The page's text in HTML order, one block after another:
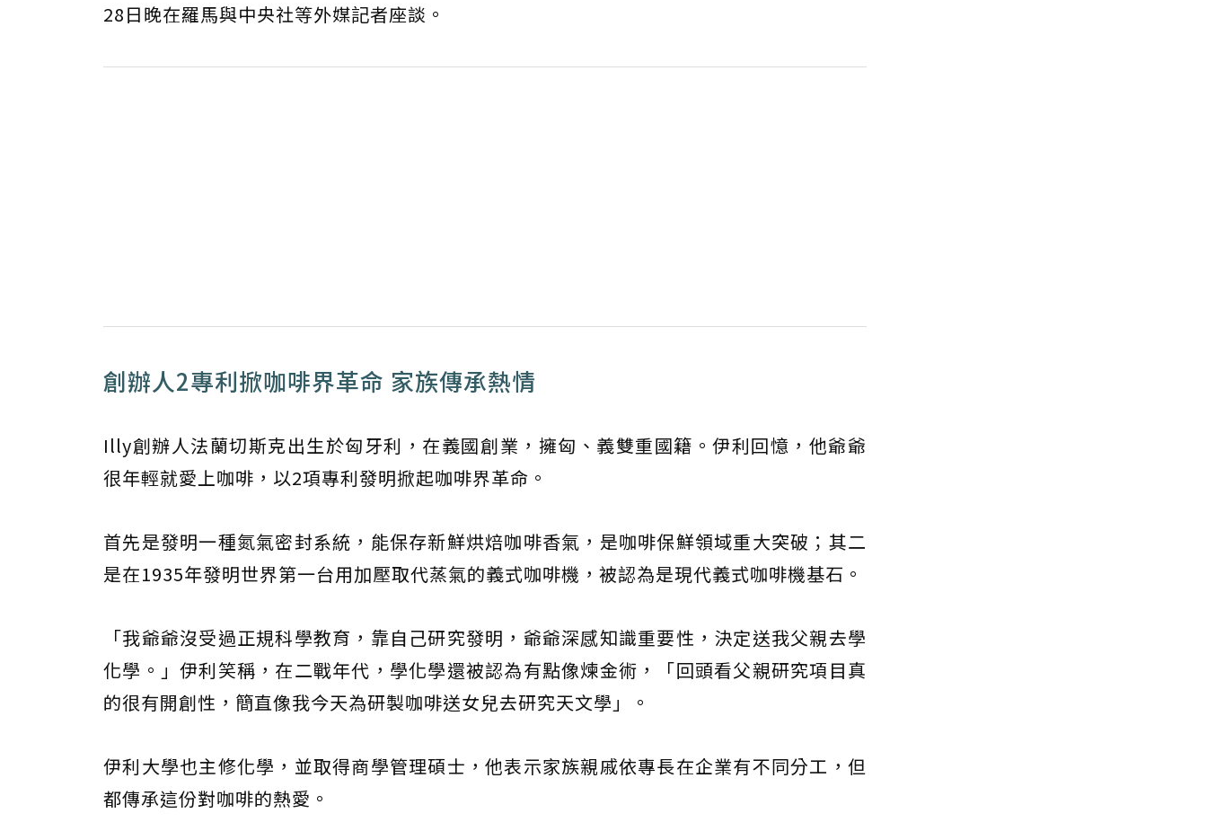
28日晚在羅馬與中央社等外媒記者座談。
創辦人2專利掀咖啡界革命 家族傳承熱情
Illy創辦人法蘭切斯克出生於匈牙利，在義國創業，擁匈、義雙重國籍。伊利回憶，他爺爺
很年輕就愛上咖啡，以2項專利發明掀起咖啡界革命。
首先是發明一種氮氣密封系統，能保存新鮮烘焙咖啡香氣，是咖啡保鮮領域重大突破；其二
是在1935年發明世界第一台用加壓取代蒸氣的義式咖啡機，被認為是現代義式咖啡機基石。
「我爺爺沒受過正規科學教育，靠自己研究發明，爺爺深感知識重要性，決定送我父親去學
化學。」伊利笑稱，在二戰年代，學化學還被認為有點像煉金術，「回頭看父親研究項目真
的很有開創性，簡直像我今天為研製咖啡送女兒去研究天文學」。
伊利大學也主修化學，並取得商學管理碩士，他表示家族親戚依專長在企業有不同分工，但
都傳承這份對咖啡的熱愛。